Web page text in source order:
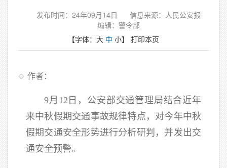
发布时间：24年09月14日
信息来源：人民公安报
编辑：警令部
【字体： 大 中 小】 打印本页
作者：
9月12日，公安部交通管理局结合近年
来中秋假期交通事故规律特点，对今年中秋
假期交通安全形势进行分析研判，并发出交
通安全预警。